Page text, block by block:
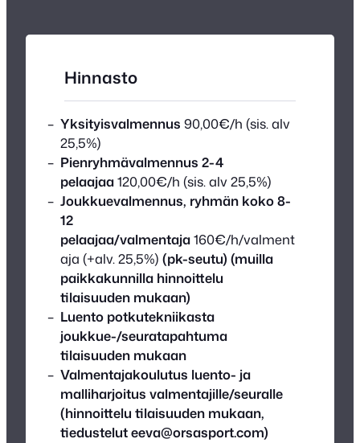
Hinnasto
Yksityisvalmennus 90,00€/h (sis. alv
25,5%)
Pienryhmävalmennus 2-4
pelaajaa120,00€/h (sis. alv 25,5%)
Joukkuevalmennus, ryhmän koko 8-
12
pelaajaa/valmentaja160€/h/valment
aja (+alv. 25,5%) (pk-seutu) (muilla
paikkakunnilla hinnoittelu
tilaisuuden mukaan)
Luento potkutekniikasta
joukkue-/seuratapahtuma
tilaisuuden mukaan
Valmentajakoulutus luento- ja
malliharjoitus valmentajille/seuralle
(hinnoittelu tilaisuuden mukaan,
tiedustelut eeva@orsasport.com)